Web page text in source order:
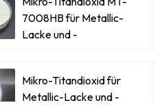
7008HB für Metallic-
Lacke und -
Mikro-Titandioxid für
Metallic-Lacke und -